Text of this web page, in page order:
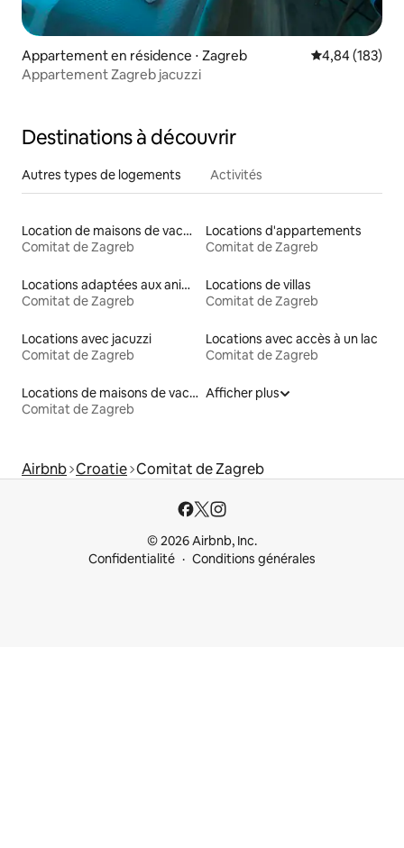
Appartement en résidence ⋅ Zagreb Évaluation
4,84 (183)
Appartement Zagreb jacuzzi
Destinations à découvrir
Autres types de logements Activités
Location de maisons de vacances
Comitat de Zagreb
Locations d'appartements
Comitat de Zagreb
Locations adaptées aux animaux
Comitat de Zagreb
Locations de villas
Comitat de Zagreb
Locations avec jacuzzi
Comitat de Zagreb
Locations avec accès à un lac
Comitat de Zagreb
Locations de maisons de vacances
Comitat de Zagreb
Afficher plus
Airbnb Croatie Comitat de Zagreb
© 2026 Airbnb, Inc.
Confidentialité
Conditions générales